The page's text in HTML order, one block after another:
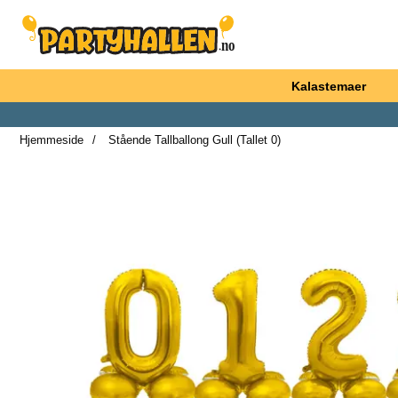
Startsiden for Partyhallen AB
Kalastemaer
Hjemmeside
Stående Tallballong Gull (Tallet 0)